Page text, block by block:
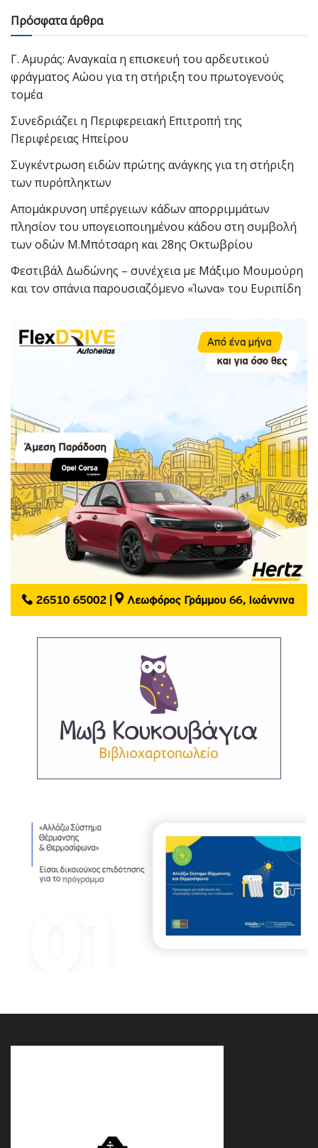
Πρόσφατα άρθρα
Γ. Αμυράς: Αναγκαία η επισκευή του αρδευτικού
φράγματος Αώου για τη στήριξη του πρωτογενούς
τομέα
Συνεδριάζει η Περιφερειακή Επιτροπή της
Περιφέρειας Ηπείρου
Συγκέντρωση ειδών πρώτης ανάγκης για τη στήριξη
των πυρόπληκτων
Απομάκρυνση υπέργειων κάδων απορριμμάτων
πλησίον του υπογειοποιημένου κάδου στη συμβολή
των οδών Μ.Μπότσαρη και 28ης Οκτωβρίου
Φεστιβάλ Δωδώνης – συνέχεια με Μάξιμο Μουμούρη
και τον σπάνια παρουσιαζόμενο «Ίωνα» του Ευριπίδη